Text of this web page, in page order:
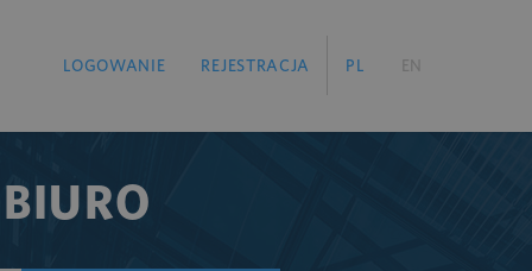
PL EN
LOGOWANIE REJESTRACJA